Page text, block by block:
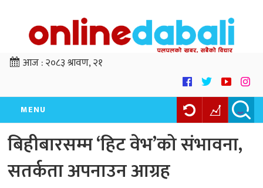
आज :२०८३ श्रावण, २१
MENU
बिहीबारसम्म ‘हिट वेभ’को संभावना,
सतर्कता अपनाउन आग्रह